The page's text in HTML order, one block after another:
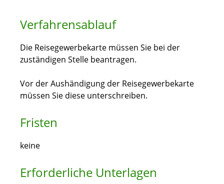
Verfahrensablauf
Die Reisegewerbekarte müssen Sie bei der
zuständigen Stelle beantragen.
Vor der Aushändigung der Reisegewerbekarte
müssen Sie diese unterschreiben.
Fristen
keine
Erforderliche Unterlagen